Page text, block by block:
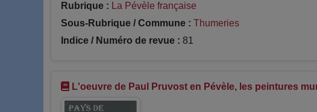
Rubrique : La Pévèle française
Sous-Rubrique / Commune : Thumeries
Indice / Numéro de revue : 81
L'oeuvre de Paul Pruvost en Pévèle, les peintures